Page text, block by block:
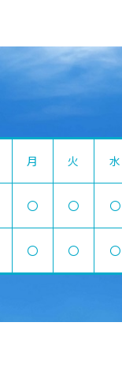
月 火 水
〇 〇 〇
〇 〇 〇